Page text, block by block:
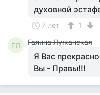
духовной
7 лет 1
ГЛ Галина Лужанская
Я Вас
Вы - Правы!!!